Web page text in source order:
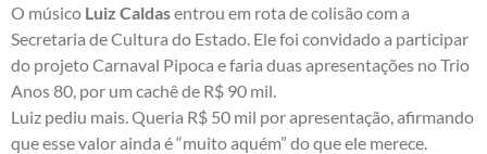
O músico Luiz Caldasentrou em rota de colisão com a
Secretaria de Cultura do Estado. Ele foi convidado a participar
do projeto Carnaval Pipoca e faria duas apresentações no Trio
Anos 80, por um cachê de R$ 90 mil.
Luiz pediu mais. Queria R$ 50 mil por apresentação, afirmando
que esse valor ainda é “muito aquém” do que ele merece.